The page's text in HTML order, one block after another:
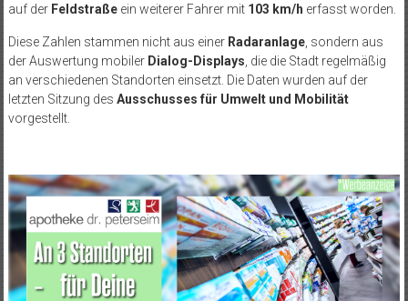
auf der Feldstraßeein weiterer Fahrer mit 103 km/h erfasst worden.
Diese Zahlen stammen nicht aus einer Radaranlage, sondern aus
der Auswertung mobiler Dialog-Displays , die die Stadt regelmäßig
an verschiedenen Standorten einsetzt. Die Daten wurden auf der
letzten Sitzung des Ausschusses für Umwelt und Mobilität
vorgestellt.